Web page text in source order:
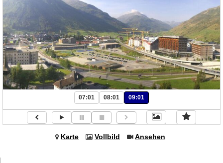
07:01 08:01 09:01
Karte Vollbild Ansehen